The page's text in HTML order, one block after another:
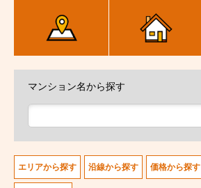
マンション名から探す
エリアから探す 沿線から探す 価格から探す